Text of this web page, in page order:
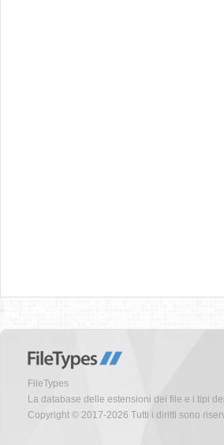
FileTypes
La database delle estensioni dei file e i tipi
Copyright © 2017-2026 Tutti i diritti sono